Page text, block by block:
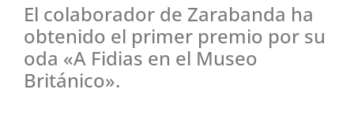
El colaborador de Zarabanda ha
obtenido el primer premio por su
oda «A Fidias en el Museo
Británico».